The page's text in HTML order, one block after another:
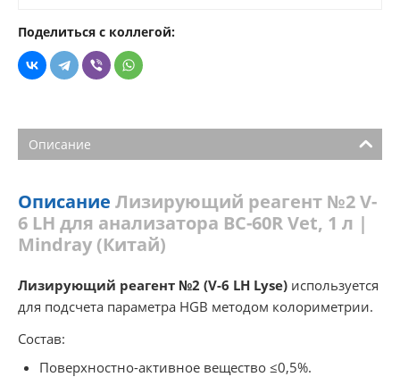
Поделиться с коллегой:
Описание
Описание Лизирующий реагент №2 V-
6 LH для анализатора BC-60R Vet, 1 л |
Mindray (Китай)
Лизирующий реагент №2 (V-6 LH Lyse) используется
для подсчета параметра HGB методом колориметрии.
Состав:
Поверхностно-активное вещество ≤0,5%.